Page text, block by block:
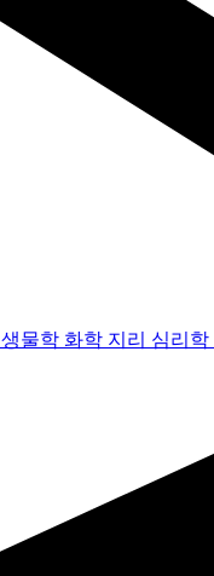
생물학 화학 지리 심리학